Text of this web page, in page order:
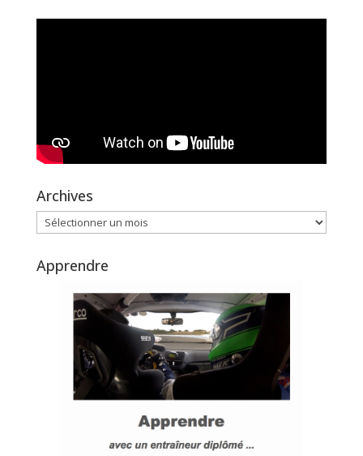
Archives
Archives
Apprendre